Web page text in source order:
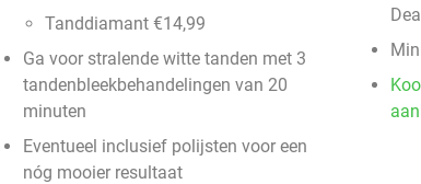
Tanddiamant €14,99
Ga voor stralende witte tanden met 3
tandenbleekbehandelingen van 20
minuten
Eventueel inclusief polijsten voor een
nóg mooier resultaat